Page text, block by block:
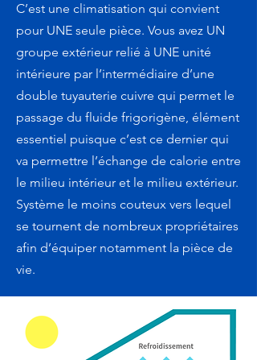
C’est une climatisation qui convient
pour UNE seule pièce. Vous avez UN
groupe extérieur relié à UNE unité
intérieure par l’intermédiaire d’une
double tuyauterie cuivre qui permet le
passage du fluide frigorigène, élément
essentiel puisque c’est ce dernier qui
va permettre l’échange de calorie entre
le milieu intérieur et le milieu extérieur.
Système le moins couteux vers lequel
se tournent de nombreux propriétaires
afin d’équiper notamment la pièce de
vie.